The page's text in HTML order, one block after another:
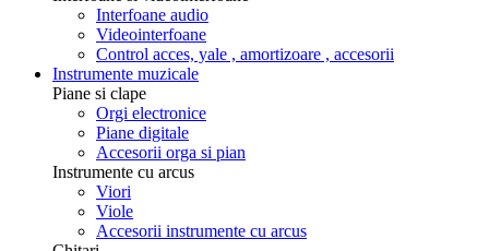
Interfoane audio
Videointerfoane
Control acces, yale , amortizoare , accesorii
Instrumente muzicale
Piane si clape
Orgi electronice
Piane digitale
Accesorii orga si pian
Instrumente cu arcus
Viori
Viole
Accesorii instrumente cu arcus